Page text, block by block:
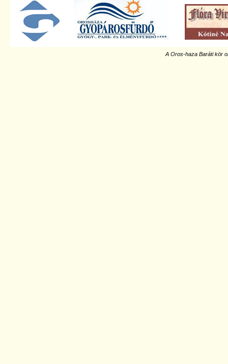
A Oros-haza Baráti kör